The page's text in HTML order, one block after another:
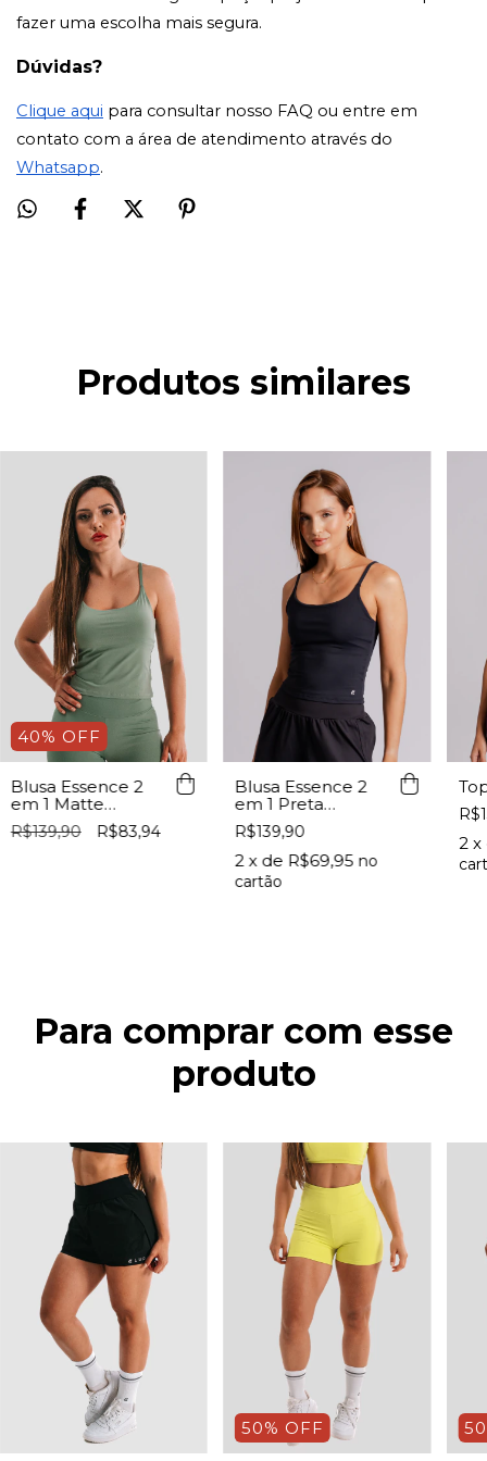
fazer uma escolha mais segura.
Dúvidas?
Clique aqui para consultar nosso FAQ ou entre em
contato com a área de atendimento através do
Whatsapp.
Produtos similares
40% OFF
Blusa Essence 2
em 1 Matte
Feminina Lurk
R$139,90 R$83,94
Blusa Essence 2
em 1 Preta
Feminina Lurk
R$139,90
2 x de R$69,95
2 x
Para comprar com esse
produto
50% OFF